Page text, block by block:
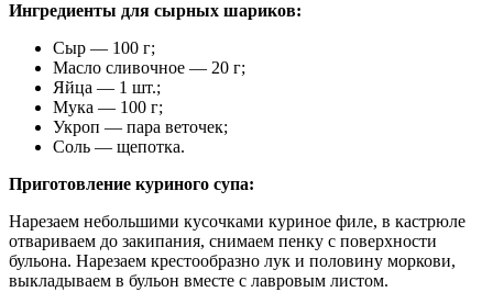
Ингредиенты для сырных шариков:
Сыр — 100 г;
Масло сливочное — 20 г;
Яйца — 1 шт.;
Мука — 100 г;
Укроп — пара веточек;
Соль — щепотка.
Приготовление куриного супа:
Нарезаем небольшими кусочками куриное филе, в кастрюле
отвариваем до закипания, снимаем пенку с поверхности
бульона. Нарезаем крестообразно лук и половину моркови,
выкладываем в бульон вместе с лавровым листом.